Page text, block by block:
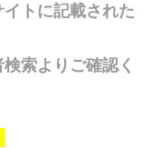
トに記載された
索よりご確認く